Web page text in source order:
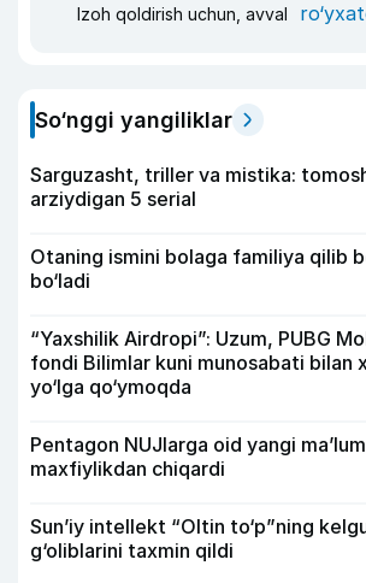
Izoh qoldirish uchun, avval
So‘nggi yangiliklar
Sarguzasht, triller va mistika:
arziydigan 5 serial
Otaning ismini bolaga familiya qilib
bo‘ladi
“Yaxshilik Airdropi”: Uzum, PUBG
fondi Bilimlar kuni munosabati bilan
yo‘lga qo‘ymoqda
Pentagon NUJlarga oid yangi
maxfiylikdan chiqardi
Sun’iy intellekt “Oltin to‘p”ning
g‘oliblarini taxmin qildi